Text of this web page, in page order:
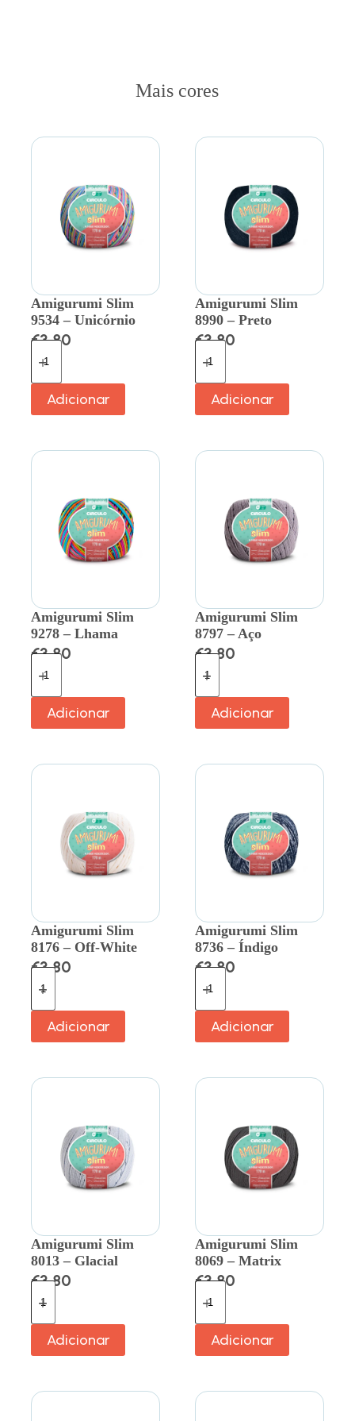
Mais cores
Amigurumi Slim
9534 – Unicórnio
€3.80
Adicionar
Amigurumi Slim
8990 – Preto
€3.80
Adicionar
Amigurumi Slim
9278 – Lhama
€3.80
Adicionar
Amigurumi Slim
8797 – Aço
€3.80
Adicionar
Amigurumi Slim
8176 – Off-White
€3.80
Adicionar
Amigurumi Slim
8736 – Índigo
€3.80
Adicionar
Amigurumi Slim
8013 – Glacial
€3.80
Adicionar
Amigurumi Slim
8069 – Matrix
€3.80
Adicionar